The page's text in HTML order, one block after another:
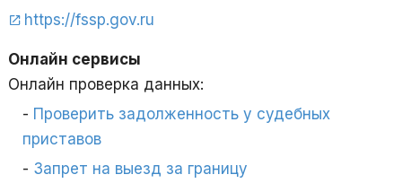
https://fssp.gov.ru
Онлайн сервисы
Онлайн проверка данных:
Проверить задолженность у судебных
приставов
Запрет на выезд за границу